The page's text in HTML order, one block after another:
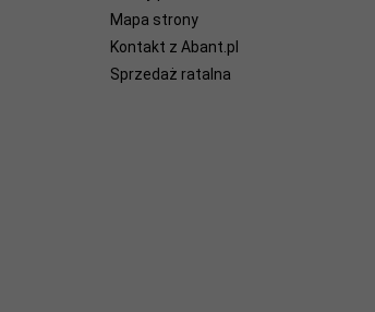
Mapa strony
Kontakt z Abant.pl
Sprzedaż ratalna